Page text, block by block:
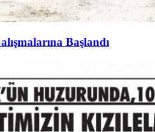
Başlandı